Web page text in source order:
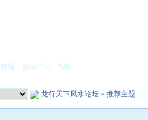
理 勋章中心 帮助
龙行天下风水论坛 » 推荐主题